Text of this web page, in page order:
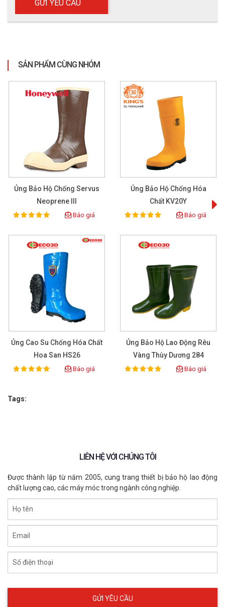
SẢN PHẨM CÙNG NHÓM
Ủng Bảo Hộ Chống Servus
Neoprene III
Rating:
100% Báo giá
Ủng Bảo Hộ Chống Hóa
Chất KV20Y
Rating:
100% Báo giá
Ủng Cao Su Chống Hóa Chất
Hoa San HS26
Rating:
100% Báo giá
Ủng Bảo Hộ Lao Động Rêu
Vàng Thùy Dương 284
Rating:
100% Báo giá
Tags:
LIÊN HỆ VỚI CHÚNG TÔI
Được thành lập từ năm 2005, cung trang thiết bị bảo hộ lao động
chất lượng cao, các máy móc trong ngành công nghiệp.
Họ tên
Email
Số điện thoại